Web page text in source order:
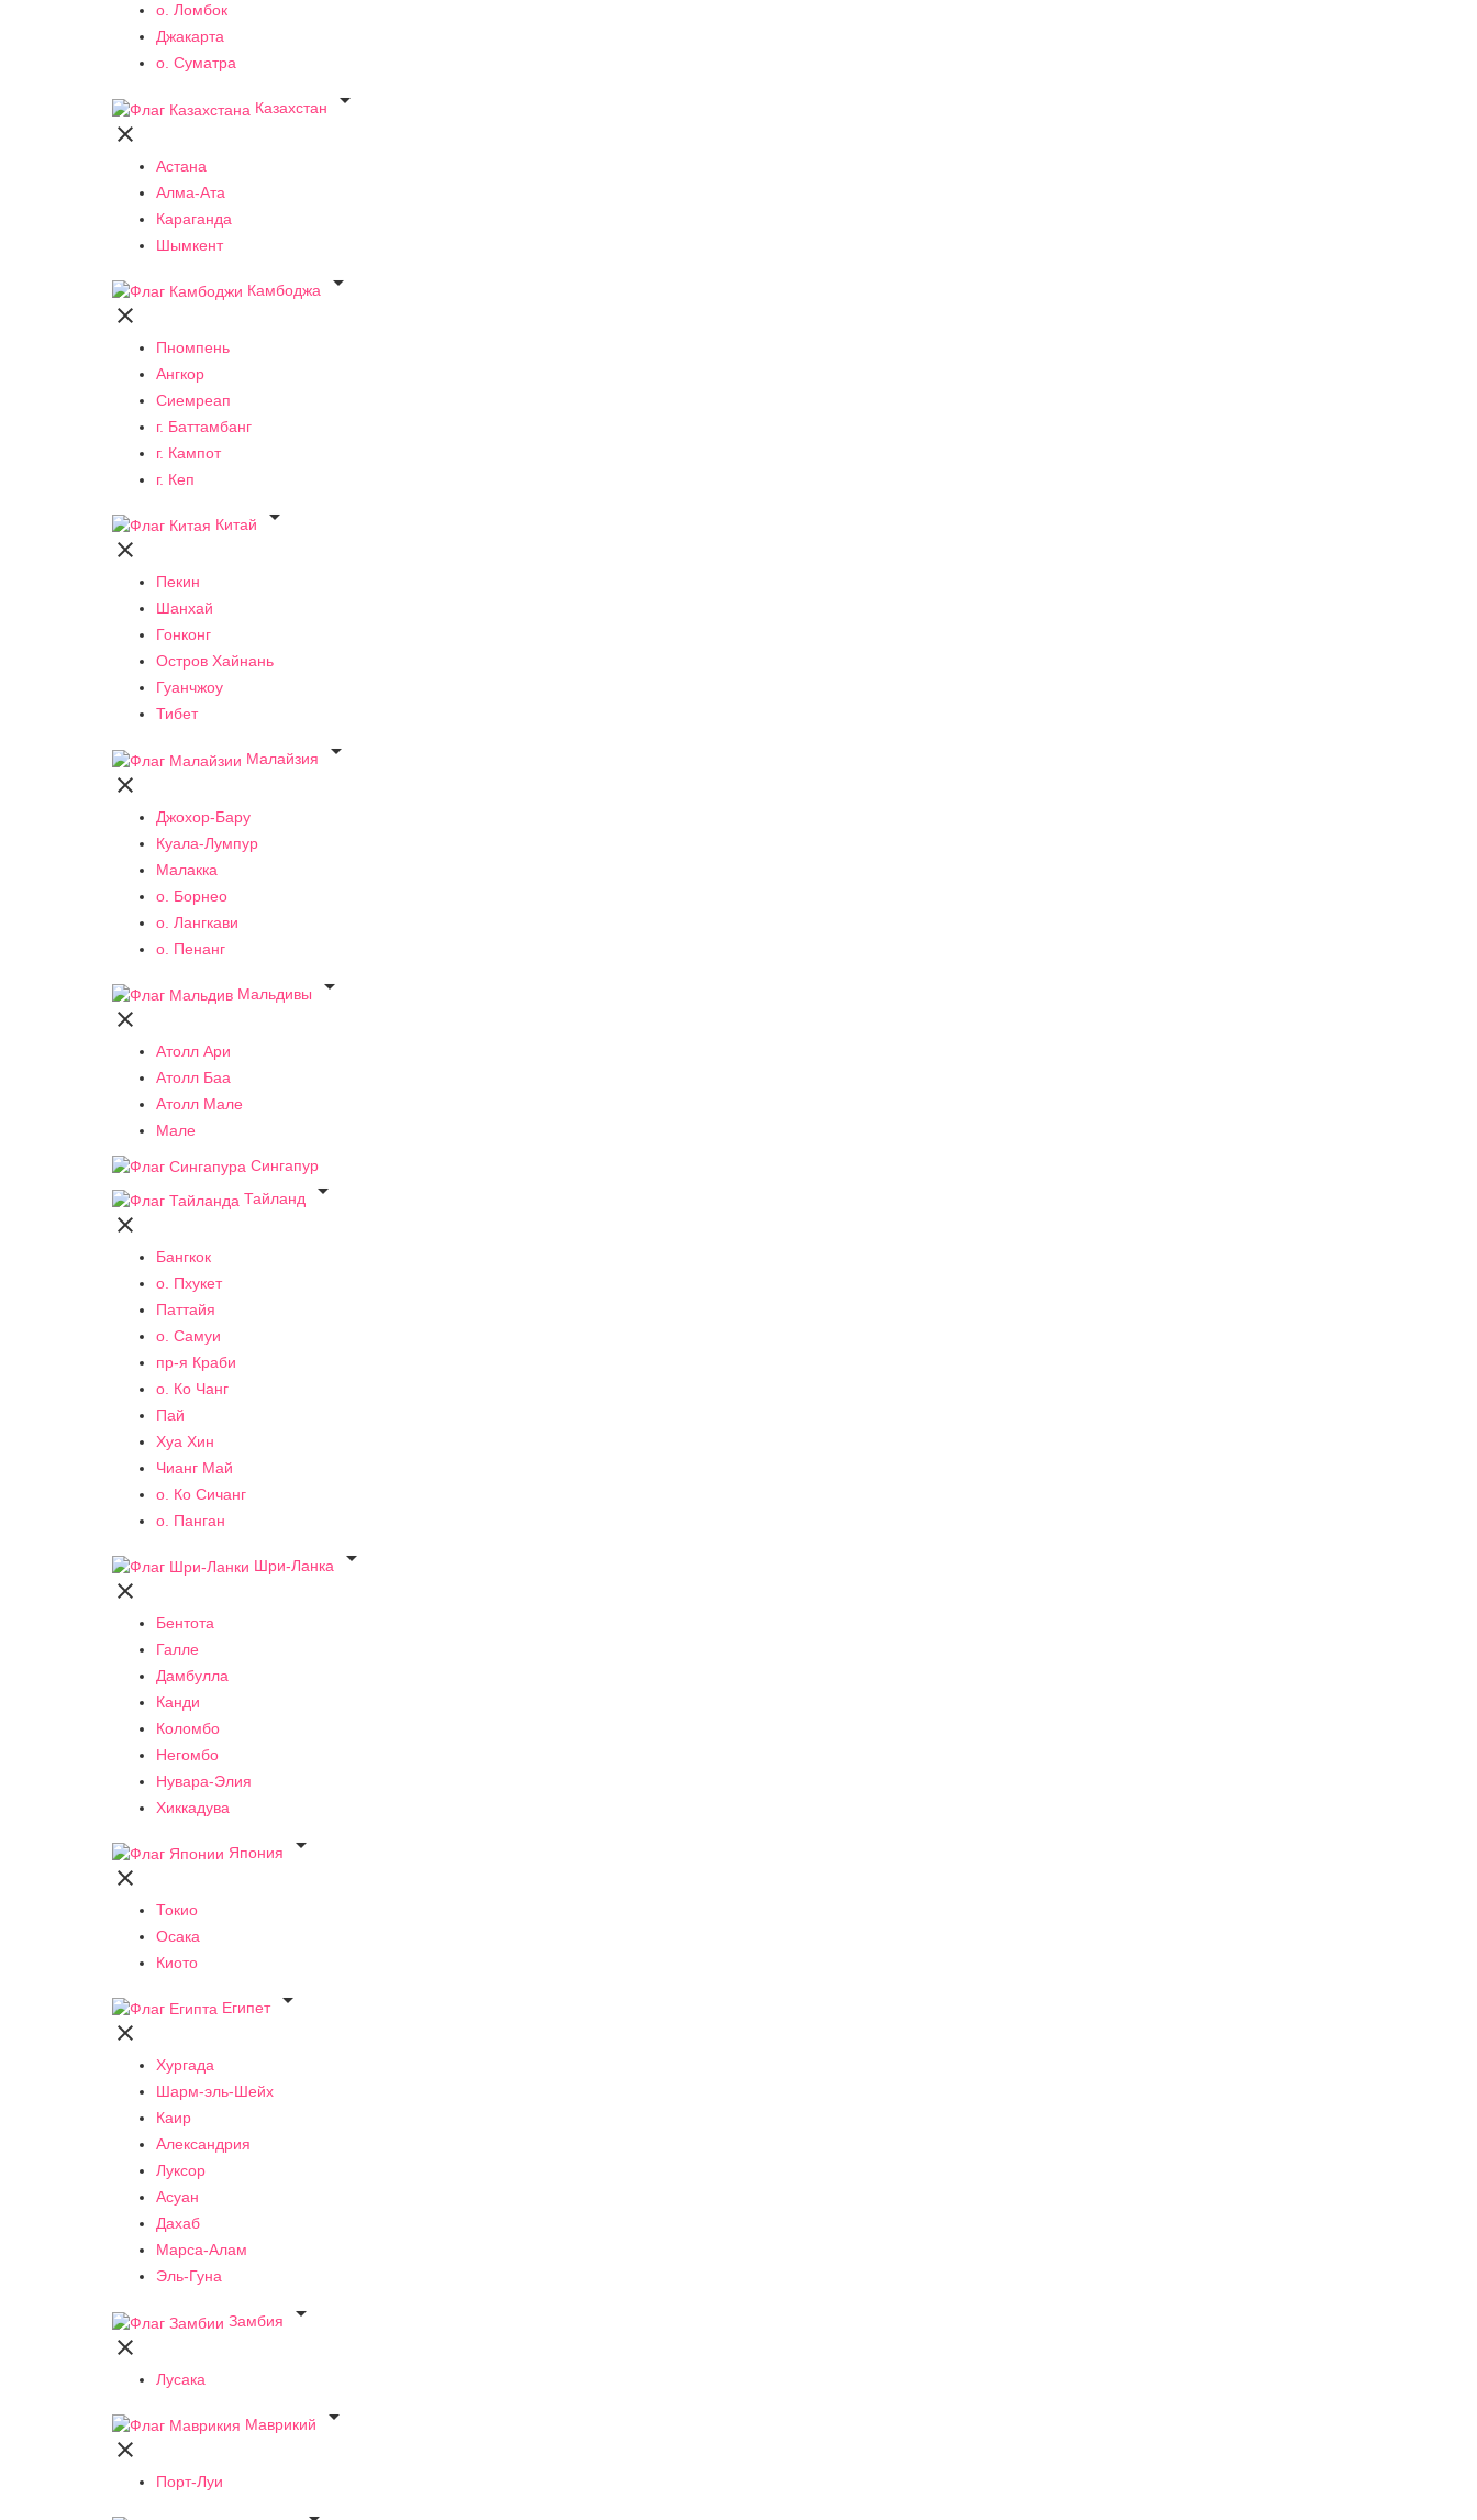
о. Ломбок
Джакарта
о. Суматра
Казахстан


Астана
Алма-Ата
Караганда
Шымкент
Камбоджа


Пномпень
Ангкор
Сиемреап
г. Баттамбанг
г. Кампот
г. Кеп
Китай


Пекин
Шанхай
Гонконг
Остров Хайнань
Гуанчжоу
Тибет
Малайзия


Джохор-Бару
Куала-Лумпур
Малакка
о. Борнео
о. Лангкави
о. Пенанг
Мальдивы


Атолл Ари
Атолл Баа
Атолл Мале
Мале
Сингапур
Тайланд


Бангкок
о. Пхукет
Паттайя
о. Самуи
пр-я Краби
о. Ко Чанг
Пай
Хуа Хин
Чианг Май
о. Ко Сичанг
о. Панган
Шри-Ланка


Бентота
Галле
Дамбулла
Канди
Коломбо
Негомбо
Нувара-Элия
Хиккадува
Япония


Токио
Осака
Киото
Египет


Хургада
Шарм-эль-Шейх
Каир
Александрия
Луксор
Асуан
Дахаб
Марса-Алам
Эль-Гуна
Замбия


Лусака
Маврикий


Порт-Луи